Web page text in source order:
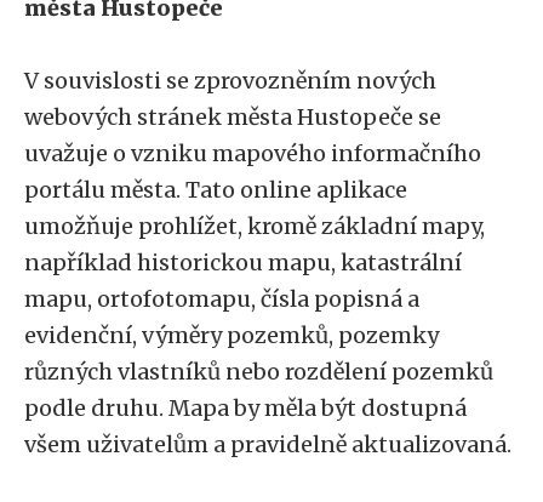
města Hustopeče
V souvislosti se zprovozněním nových
webových stránek města Hustopeče se
uvažuje o vzniku mapového informačního
portálu města. Tato online aplikace
umožňuje prohlížet, kromě základní mapy,
například historickou mapu, katastrální
mapu, ortofotomapu, čísla popisná a
evidenční, výměry pozemků, pozemky
různých vlastníků nebo rozdělení pozemků
podle druhu. Mapa by měla být dostupná
všem uživatelům a pravidelně aktualizovaná.